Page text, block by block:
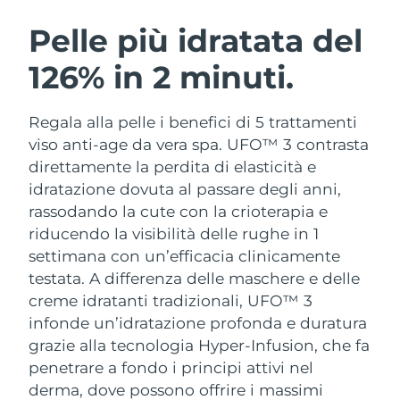
Pelle più idratata del
126% in 2 minuti.
Regala alla pelle i benefici di 5 trattamenti
viso anti-age da vera spa. UFO™ 3 contrasta
direttamente la perdita di elasticità e
idratazione dovuta al passare degli anni,
rassodando la cute con la crioterapia e
riducendo la visibilità delle rughe in 1
settimana con un’efficacia clinicamente
testata. A differenza delle maschere e delle
creme idratanti tradizionali, UFO™ 3
infonde un’idratazione profonda e duratura
grazie alla tecnologia Hyper-Infusion, che fa
penetrare a fondo i principi attivi nel
derma, dove possono offrire i massimi
LUNA™ 4 pacchetto
Anti-aging massage
LUNA™ 4 Plus
Massage, LED heating
LUNA™ 4 Men
For men, anti-aging massage
BEAR™ 2 pacchetto
Microcurrent toning
BEAR™ 2 go
Microcurrent toning on-the-go
BEAR™ 2 eyes & lips
Microcurrent line smoothing device
Idratazione
UFO™ 3 pacchetto
Deep facial hydration
UFO™ 3 LED
Near-infrared and red light therapy
device
Igiene orale
issa™ 4
Hybrid silicone sonic toothbrush
issa™ 4 plus
Smart hybrid silicone sonic toothbrush
TRATTAMENTI ANTI-AGE FAQ™
Anti-age Trattamenti LED
NEW
Austria Consegna stimata 10/08/2026
Bahrein Consegna stimata
Belgio
Bermuda Consegna stimata16/08/2026
Bosnia ed
Erzegovina
Consegna stimata 13/08/2026
Brunei Consegna stimata15/08/2026
Bulgaria Consegna stimata10/08/2026
Canada Consegna stimata14/08/2026
Cile Consegna stimata 14/08/2026